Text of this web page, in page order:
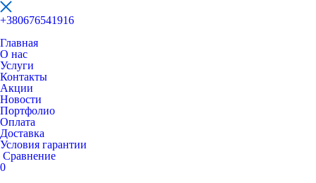
+380676541916
Главная
О нас
Услуги
Контакты
Акции
Новости
Портфолио
Оплата
Доставка
Условия гарантии
Сравнение
0